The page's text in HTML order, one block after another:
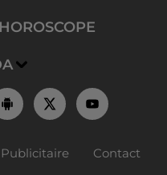
HOROSCOPE
Publicitaire Contact